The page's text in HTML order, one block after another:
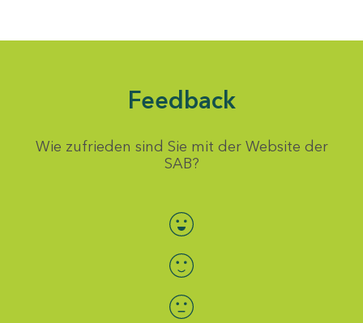
Feedback
Wie zufrieden sind Sie mit der Website der
SAB?
Bewertung auswählen